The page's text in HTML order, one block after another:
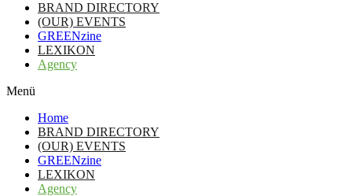
BRAND DIRECTORY
(OUR) EVENTS
GREENzine
LEXIKON
Agency
Menü
Home
BRAND DIRECTORY
(OUR) EVENTS
GREENzine
LEXIKON
Agency